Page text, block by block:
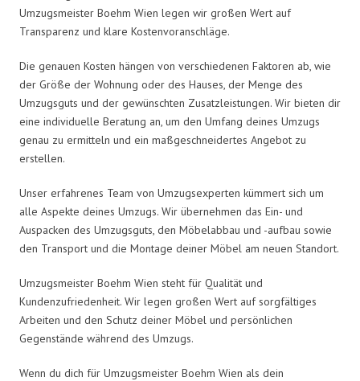
Umzugsmeister Boehm Wien legen wir großen Wert auf
Transparenz und klare Kostenvoranschläge.
Die genauen Kosten hängen von verschiedenen Faktoren ab, wie
der Größe der Wohnung oder des Hauses, der Menge des
Umzugsguts und der gewünschten Zusatzleistungen. Wir bieten dir
eine individuelle Beratung an, um den Umfang deines Umzugs
genau zu ermitteln und ein maßgeschneidertes Angebot zu
erstellen.
Unser erfahrenes Team von Umzugsexperten kümmert sich um
alle Aspekte deines Umzugs. Wir übernehmen das Ein- und
Auspacken des Umzugsguts, den Möbelabbau und -aufbau sowie
den Transport und die Montage deiner Möbel am neuen Standort.
Umzugsmeister Boehm Wien steht für Qualität und
Kundenzufriedenheit. Wir legen großen Wert auf sorgfältiges
Arbeiten und den Schutz deiner Möbel und persönlichen
Gegenstände während des Umzugs.
Wenn du dich für Umzugsmeister Boehm Wien als dein